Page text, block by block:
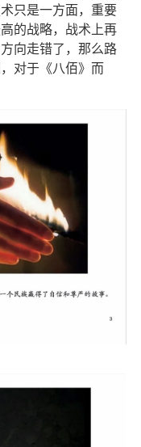
只是一方面，重要
的战略，战术上再
向走错了，那么路
对于《八佰》而